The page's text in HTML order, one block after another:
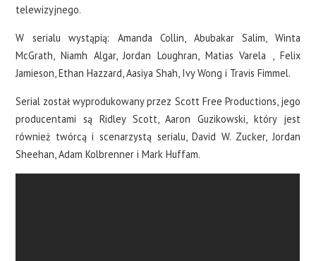
telewizyjnego.
W serialu wystąpią: Amanda Collin, Abubakar Salim, Winta
McGrath, Niamh Algar, Jordan Loughran, Matias Varela , Felix
Jamieson, Ethan Hazzard, Aasiya Shah, Ivy Wong i Travis Fimmel.
Serial został wyprodukowany przez Scott Free Productions, jego
producentami są Ridley Scott, Aaron Guzikowski, który jest
również twórcą i scenarzystą serialu, David W. Zucker, Jordan
Sheehan, Adam Kolbrenner i Mark Huffam.